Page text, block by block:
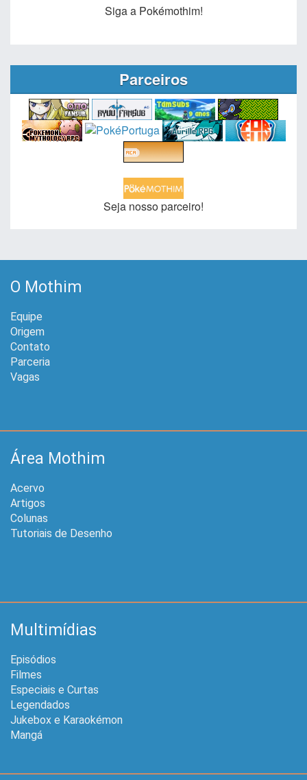
Siga a Pokémothim!
Parceiros
Seja nosso parceiro!
O Mothim
Equipe
Origem
Contato
Parceria
Vagas
Área Mothim
Acervo
Artigos
Colunas
Tutoriais de Desenho
Multimídias
Episódios
Filmes
Especiais e Curtas
Legendados
Jukebox e Karaokémon
Mangá